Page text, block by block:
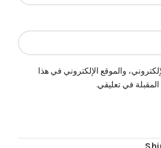
والموقع الإلكتروني في هذا
في تعليقي.